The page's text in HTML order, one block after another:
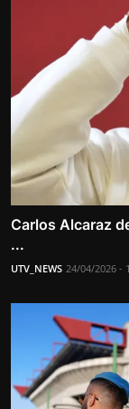
Carlos Alcaraz
...
UTV_NEWS 24/04/2026 -